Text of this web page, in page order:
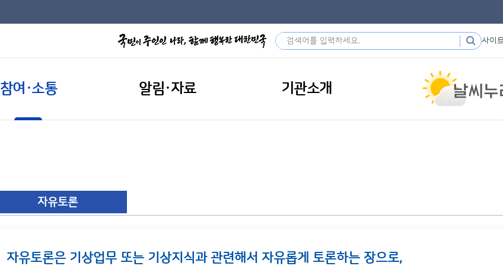
사이
참여·소통 알림·자료 기관소개
자유토론
자유토론은 기상업무 또는 기상지식과 관련해서 자유롭게 토론하는 장으로,